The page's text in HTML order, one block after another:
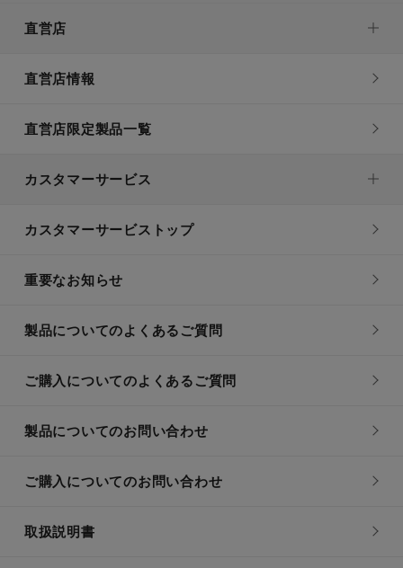
直営店
直営店情報
直営店限定製品一覧
カスタマーサービス
カスタマーサービストップ
重要なお知らせ
製品についてのよくあるご質問
ご購入についてのよくあるご質問
製品についてのお問い合わせ
ご購入についてのお問い合わせ
取扱説明書